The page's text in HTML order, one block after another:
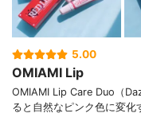
5.00
OMIAMI Lip
OMIAMI Lip Care Duo（
ると自然なピンク色に変